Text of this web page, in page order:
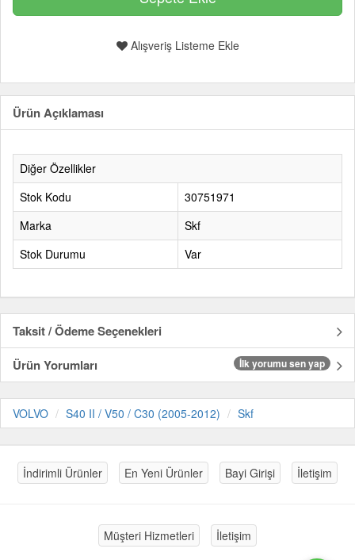
Alışveriş Listeme Ekle
Ürün Açıklaması
Diğer Özellikler
Stok Kodu
30751971
Marka
Skf
Stok Durumu
Var
Taksit / Ödeme Seçenekleri
Ürün Yorumları
İlk yorumu sen yap
VOLVO S40 II / V50 / C30 (2005-2012) Skf
İndirimli Ürünler En Yeni Ürünler Bayi Girişi İletişim
Müşteri Hizmetleri İletişim